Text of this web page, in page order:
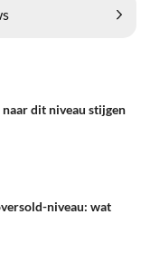
dit niveau stijgen
niveau: wat